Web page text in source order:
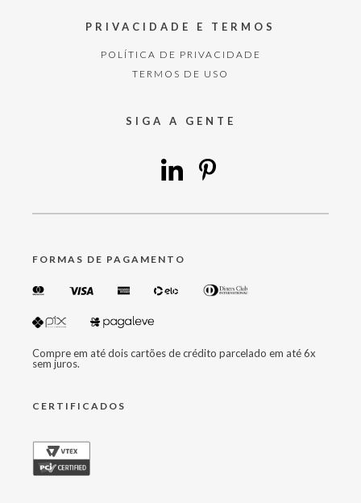
PRIVACIDADE E TERMOS
POLÍTICA DE PRIVACIDADE
TERMOS DE USO
SIGA A GENTE
FORMAS DE PAGAMENTO
Compre em até dois cartões de crédito parcelado em até 6x
sem juros.
CERTIFICADOS